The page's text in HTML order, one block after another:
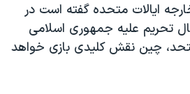
ایالات متحده گفته است در
تحریم علیه جمهوری اسلامی
چین نقش کلیدی بازی خواهد